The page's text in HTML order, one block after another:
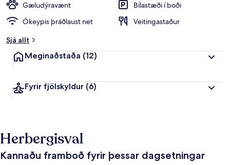
Gæludýravænt
Bílastæði í boði
Ókeypis þráðlaust net
Veitingastaður
Sjá allt
Meginaðstaða (12)
Fyrir fjölskyldur (6)
Herbergisval
Kannaðu framboð fyrir þessar dagsetningar